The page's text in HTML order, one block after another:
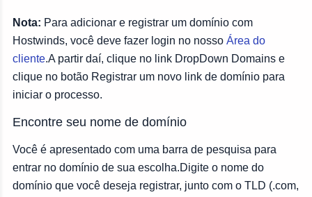
Nota: Para adicionar e registrar um domínio com
Hostwinds, você deve fazer login no nosso Área do
cliente.A partir daí, clique no link DropDown Domains e
clique no botão Registrar um novo link de domínio para
iniciar o processo.
Encontre seu nome de domínio
Você é apresentado com uma barra de pesquisa para
entrar no domínio de sua escolha.Digite o nome do
domínio que você deseja registrar, junto com o TLD (.com,